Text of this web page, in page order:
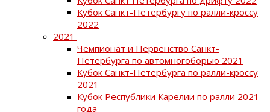
Кубок Санкт-Петербургу по ралли-кроссу
2022
2021
Чемпионат и Первенство Санкт-
Петербурга по автомногоборью 2021
Кубок Санкт-Петербурга по ралли-кроссу
2021
Кубок Республики Карелии по ралли 2021
года